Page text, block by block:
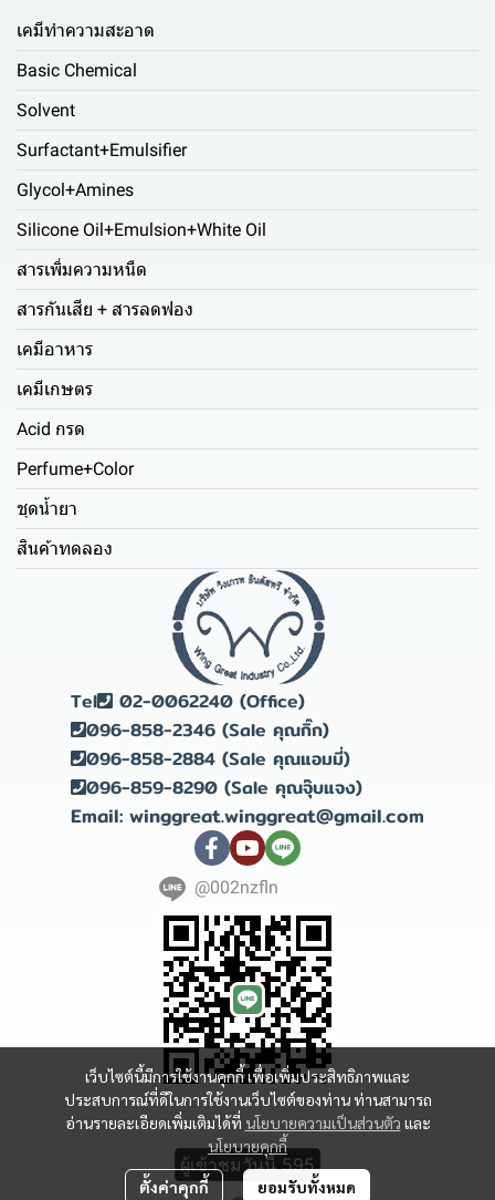
เว็บไซต์นี้มีการใช้งานคุกกี้ เพื่อเพิ่มประสิทธิภาพและ
ประสบการณ์ที่ดีในการใช้งานเว็บไซต์ของท่าน ท่านสามารถ
อ่านรายละเอียดเพิ่มเติมได้ที่ นโยบายความเป็นส่วนตัว และ
นโยบายคุกกี้
ตั้งค่าคุกกี้ ยอมรับทั้งหมด
เคมีทำความสะอาด
Basic Chemical
Solvent
Surfactant+Emulsifier
Glycol+Amines
Silicone Oil+Emulsion+White Oil
สารเพิ่มความหนืด
สารกันเสีย + สารลดฟอง
เคมีอาหาร
เคมีเกษตร
Acid กรด
Perfume+Color
ชุดน้ำยา
สินค้าทดลอง
Tel
02-0062240 (Office)
096-858-2346 (Sale คุณกิ๊ก)
096-858-2884 (Sale คุณแอมมี่)
096-859-8290 (Sale คุณจุ๊บแจง)
Email: winggreat.winggreat@gmail.com
@002nzfln
Copyright 2023 | All Rights Reserved | Powered by winggreat
ผู้เข้าชมวันนี้595